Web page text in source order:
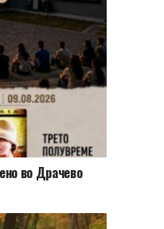
во Драчево